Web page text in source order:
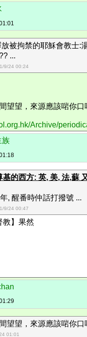
被拘禁的耶穌會教士:
...
9/24 00:24
望望，來源應該啱你口
Archive/
族
基的西方: 英, 美, 法,蘇
, 醒番時仲話打撥號 ...
9/24 00:47
教】果然
望望，來源應該啱你口
01:01